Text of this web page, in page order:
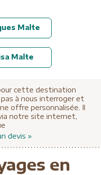
Malte
Malte
cette destination
à nous interroger et
offre personnalisée. Il
notre site internet,
devis »
en